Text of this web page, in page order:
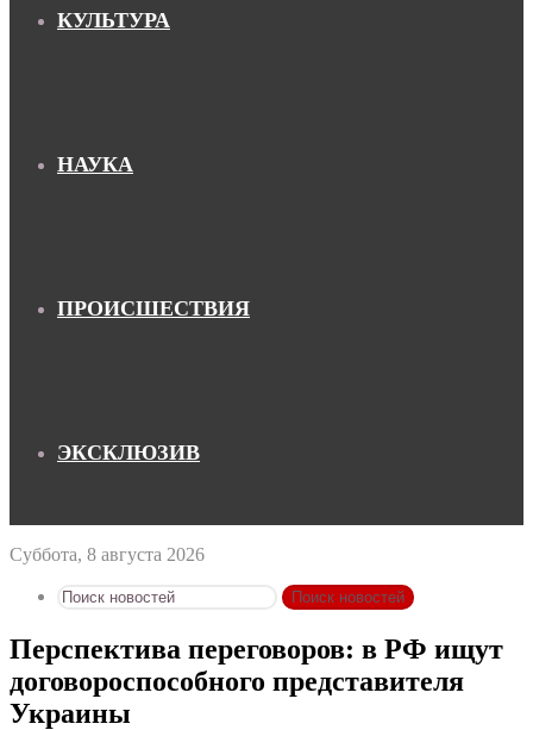
КУЛЬТУРА
НАУКА
ПРОИСШЕСТВИЯ
ЭКСКЛЮЗИВ
Суббота, 8 августа 2026
Поиск новостей
Перспектива переговоров: в РФ ищут
договороспособного представителя
Украины